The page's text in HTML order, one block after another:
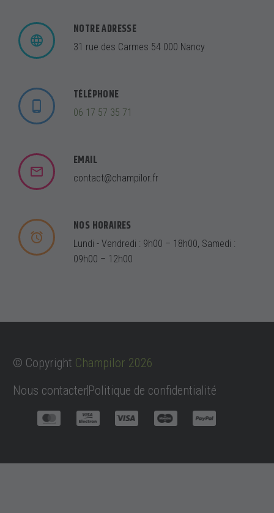
NOTRE ADRESSE
31 rue des Carmes 54 000 Nancy
TÉLÉPHONE
06 17 57 35 71
EMAIL
contact@champilor.fr
NOS HORAIRES
Lundi - Vendredi : 9h00 – 18h00, Samedi :
09h00 – 12h00
© Copyright Champilor 2026
Nous contacterPolitique de confidentialité